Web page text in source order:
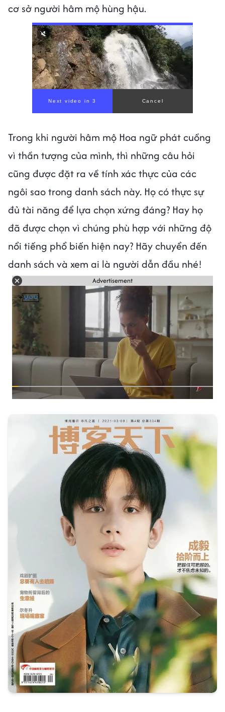
cơ sở người hâm mộ hùng hậu.
Trong khi người hâm mộ Hoa ngữ phát cuồng
vì thần tượng của mình, thì những câu hỏi
cũng được đặt ra về tính xác thực của các
ngôi sao trong danh sách này. Họ có thực sự
đủ tài năng để lựa chọn xứng đáng? Hay họ
đã được chọn vì chúng phù hợp với những độ
nổi tiếng phổ biến hiện nay? Hãy chuyển đến
danh sách và xem ai là người dẫn đầu nhé!
Advertisement